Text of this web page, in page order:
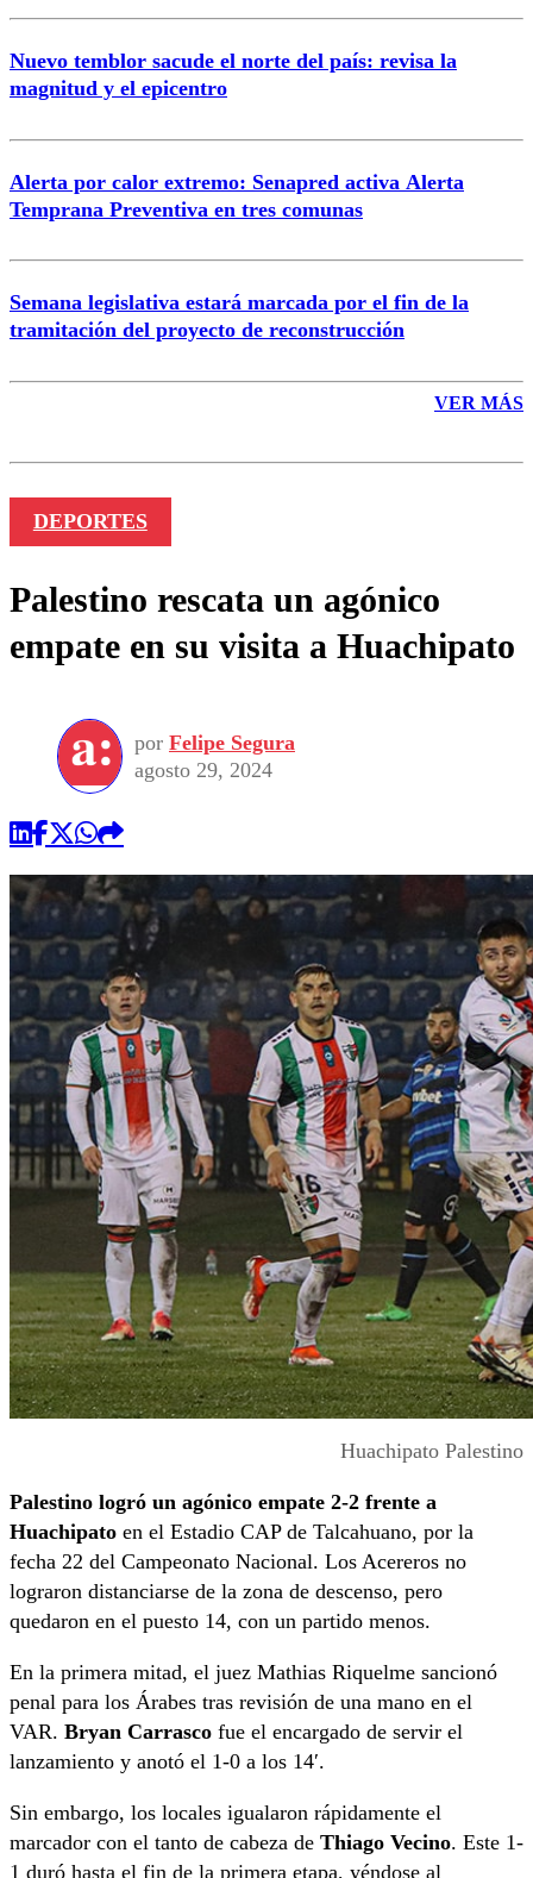
Nuevo temblor sacude el norte del país: revisa la
magnitud y el epicentro
Alerta por calor extremo: Senapred activa Alerta
Temprana Preventiva en tres comunas
Semana legislativa estará marcada por el fin de la
tramitación del proyecto de reconstrucción
VER MÁS
DEPORTES
Palestino rescata un agónico
empate en su visita a Huachipato
por Felipe Segura
agosto 29, 2024
Huachipato Palestino
Palestino logró un agónico empate 2-2 frente a
Huachipato en el Estadio CAP de Talcahuano, por la
fecha 22 del Campeonato Nacional. Los Acereros no
lograron distanciarse de la zona de descenso, pero
quedaron en el puesto 14, con un partido menos.
En la primera mitad, el juez Mathias Riquelme sancionó
penal para los Árabes tras revisión de una mano en el
VAR. Bryan Carrasco fue el encargado de servir el
lanzamiento y anotó el 1-0 a los 14′.
Sin embargo, los locales igualaron rápidamente el
marcador con el tanto de cabeza de Thiago Vecino. Este 1-
1 duró hasta el fin de la primera etapa, yéndose al